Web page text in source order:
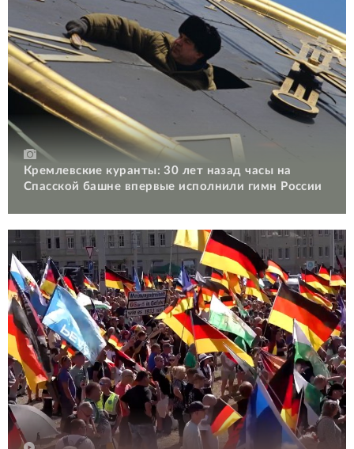
Кремлевские куранты: 30 лет назад часы на
Спасской башне впервые исполнили гимн России